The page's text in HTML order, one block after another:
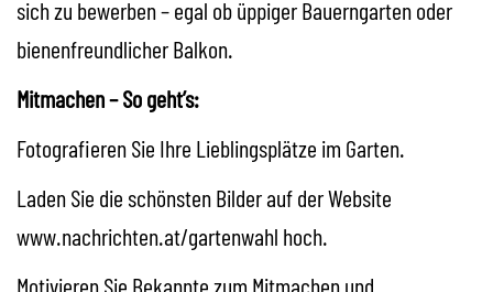
sich zu bewerben – egal ob üppiger Bauerngarten oder
bienenfreundlicher Balkon.
Mitmachen – So geht’s:
Fotografieren Sie Ihre Lieblingsplätze im Garten.
Laden Sie die schönsten Bilder auf derWebsite
www.nachrichten.at/gartenwahl hoch.
Motivieren Sie Bekannte zum Mitmachen und